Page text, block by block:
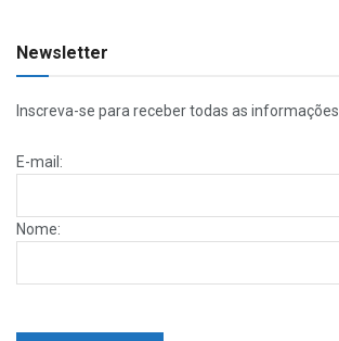
Newsletter
Inscreva-se para receber todas as informações
E-mail:
Nome: